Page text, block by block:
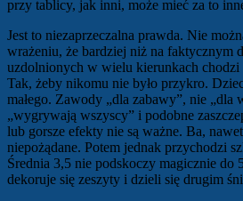
przy tablicy, jak inni, może mieć za to
Jest to niezaprzeczalna prawda. Nie
wrażeniu, że bardziej niż na faktycznym
uzdolnionych w wielu kierunkach chodzi
Tak, żeby nikomu nie było przykro.
małego. Zawody „dla zabawy”, nie „dla
„wygrywają wszyscy” i podobne
lub gorsze efekty nie są ważne. Ba,
niepożądane. Potem jednak przychodzi
Średnia 3,5 nie podskoczy magicznie do
dekoruje się zeszyty i dzieli się drugim